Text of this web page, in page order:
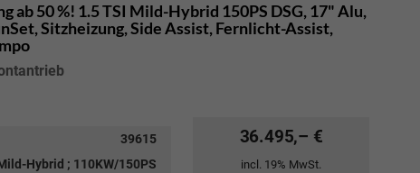
50 %! 1.5 TSI Mild-Hybrid 150PS DSG, 17" Alu,
Sitzheizung, Side Assist, Fernlicht-Assist,
39615
Hybrid ; 110KW/150PS
36.495,– €
incl. 19% MwSt.